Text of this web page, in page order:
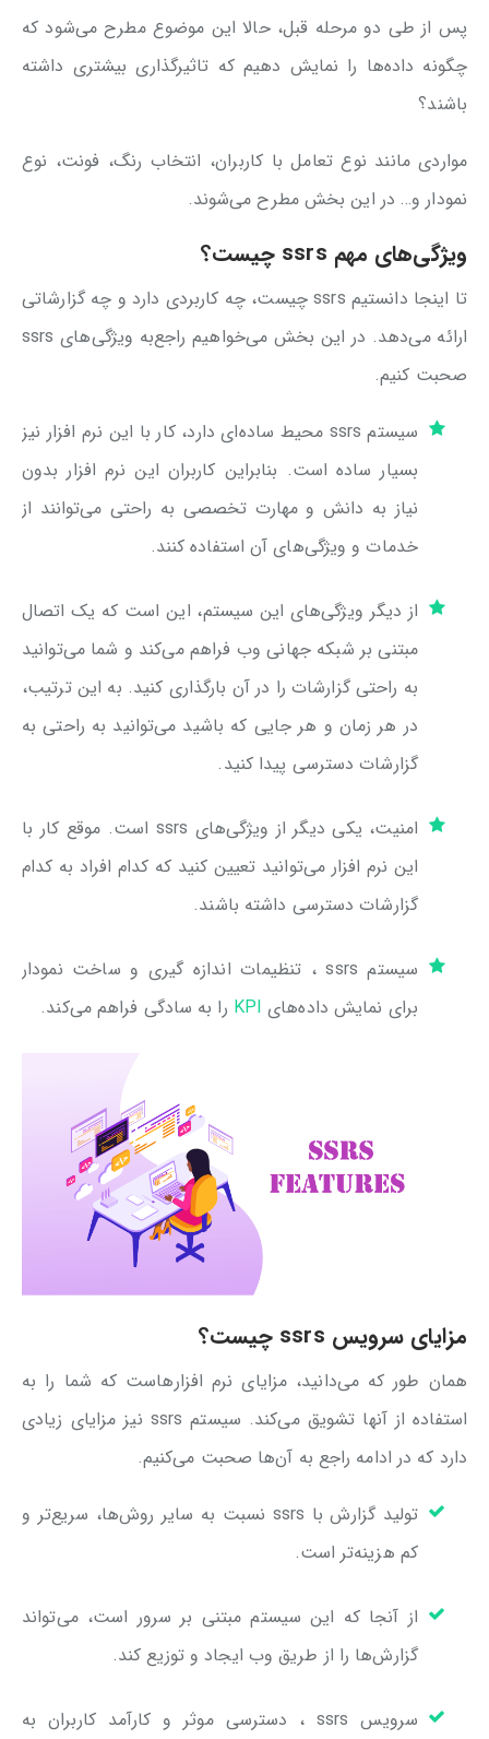
پس از طی دو مرحله قبل، حالا این موضوع مطرح می‌شود که
چگونه داده‌ها را نمایش دهیم که تاثیرگذاری بیشتری داشته
باشند؟
مواردی مانند نوع تعامل با کاربران، انتخاب رنگ، فونت، نوع
نمودار و… در این بخش مطرح می‌شوند.
ویژگی‌های مهم ssrs چیست؟
تا اینجا دانستیم ssrs چیست، چه کاربردی دارد و چه گزارشاتی
ارائه می‌دهد. در این بخش می‌خواهیم راجع‌به ویژگی‌های ssrs
صحبت کنیم.
سیستم ssrs محیط ساده‌ای دارد، کار با این نرم افزار نیز
بسیار ساده است. بنابراین کاربران این نرم افزار بدون
نیاز به دانش و مهارت تخصصی به راحتی می‌توانند از
خدمات و ویژگی‌های آن استفاده کنند.
از دیگر ویژگی‌های این سیستم، این است که یک اتصال
مبتنی بر شبکه جهانی وب فراهم می‌کند و شما می‌توانید
به راحتی گزارشات را در آن بارگذاری کنید. به این ترتیب،
در هر زمان و هر جایی که باشید می‌توانید به راحتی به
گزارشات دسترسی پیدا کنید.
امنیت، یکی دیگر از ویژگی‌های ssrs است. موقع کار با
این نرم افزار می‌توانید تعیین کنید که کدام افراد به کدام
گزارشات دسترسی داشته باشند.
سیستم ssrs ، تنظیمات اندازه گیری و ساخت نمودار
برای نمایش داده‌های KPI را به سادگی فراهم می‌کند.
مزایای سرویس ssrs چیست؟
همان طور که می‌دانید، مزایای نرم افزارهاست که شما را به
استفاده از آنها تشویق می‌کند. سیستم ssrs نیز مزایای زیادی
دارد که در ادامه راجع به آن‌ها صحبت می‌کنیم.
تولید گزارش با ssrs نسبت به سایر روش‌ها، سریع‌تر و
کم هزینه‌تر است.
از آنجا که این سیستم مبتنی بر سرور است، می‌تواند
گزارش‌ها را از طریق وب ایجاد و توزیع کند.
سرویس ssrs ، دسترسی موثر و کارآمد کاربران به